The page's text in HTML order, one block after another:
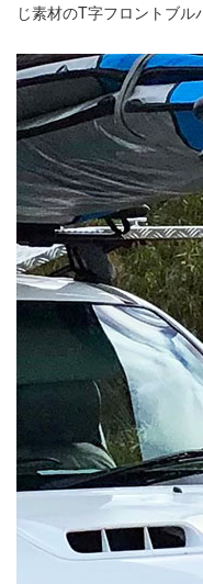
じ素材のT字フロントブル